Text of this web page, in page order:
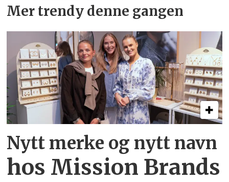
Mer trendy denne gangen
Nytt merke og nytt navn
hos Mission Brands